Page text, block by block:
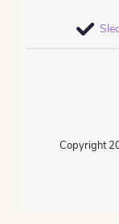
Copyright